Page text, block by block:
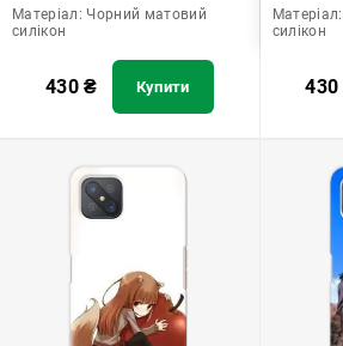
Матеріал: Чорний матовий
силікон
430₴ Купити
Матеріал:
силікон
430